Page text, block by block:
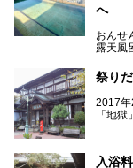
へ
おんせ
露天風
てんく
いう利
地上
ナ、
祭り
2017年
「地
まつり
入浴